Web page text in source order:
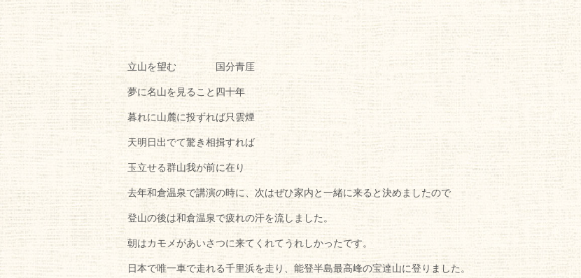
立山を望む 国分青厓
夢に名山を見ること四十年
暮れに山麓に投ずれば只雲煙
天明日出でて驚き相揖すれば
玉立せる群山我が前に在り
去年和倉温泉で講演の時に、次はぜひ家内と一緒に来ると決めましたので
登山の後は和倉温泉で疲れの汗を流しました。
朝はカモメがあいさつに来てくれてうれしかったです。
日本で唯一車で走れる千里浜を走り、能登半島最高峰の宝達山に登りました。